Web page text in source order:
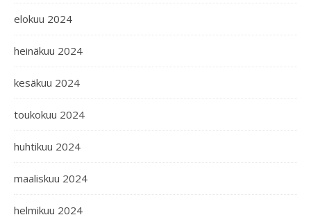
elokuu 2024
heinäkuu 2024
kesäkuu 2024
toukokuu 2024
huhtikuu 2024
maaliskuu 2024
helmikuu 2024